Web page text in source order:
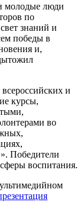
молодые люди
по
знаний и
победы в
и,
и
курсы,
во
Победители
воспитания.